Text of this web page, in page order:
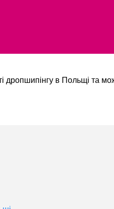
дропшипінгу в Польщі та